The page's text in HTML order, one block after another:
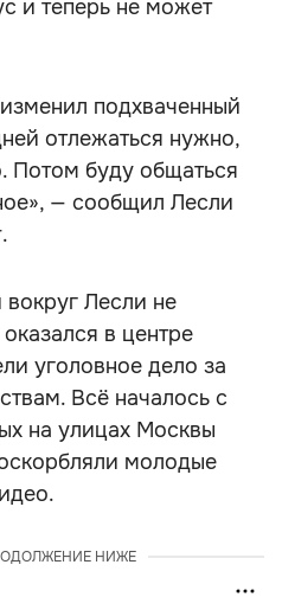
и теперь не может
подхваченный
отлежаться нужно,
Потом буду общаться
— сообщил Лесли
Лесли не
в центре
уголовное дело за
Всё началось с
на улицах Москвы
молодые
НИЖЕ